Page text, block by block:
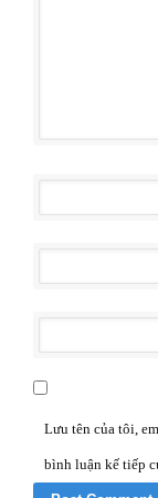
Lưu tên của tôi,
bình luận kế tiếp